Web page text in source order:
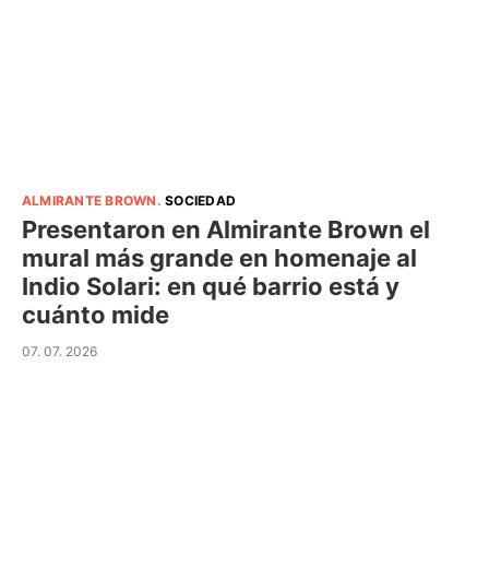
ALMIRANTE BROWN .SOCIEDAD
Presentaron en Almirante Brown el
mural más grande en homenaje al
Indio Solari: en qué barrio está y
cuánto mide
07. 07. 2026